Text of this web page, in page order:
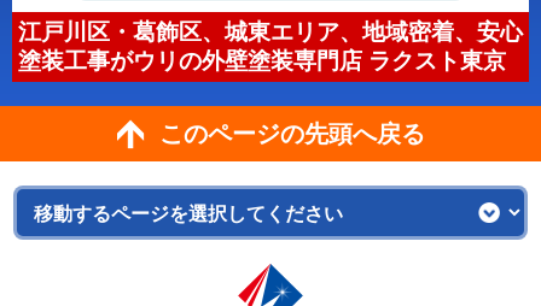
江戸川区・葛飾区、城東エリア、地域密着、安心
塗装工事がウリの外壁塗装専門店 ラクスト東京
このページの先頭へ戻る